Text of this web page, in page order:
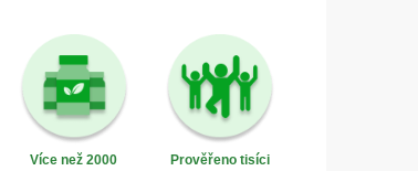
Více než 2000
Prověřeno tisíci